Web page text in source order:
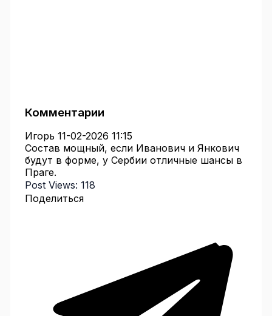
Комментарии
Игорь 11-02-2026 11:15
Состав мощный, если Иванович и Янкович
будут в форме, у Сербии отличные шансы в
Праге.
Post Views: 118
Поделиться